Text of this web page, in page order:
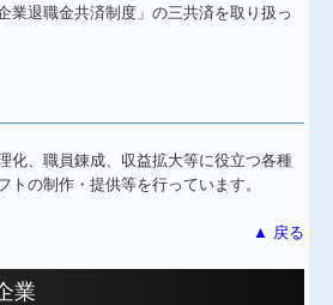
業退職金共済制度」の三共済を取り扱っ
化、職員錬成、収益拡大等に役立つ各種
トの制作・提供等を行っています。
▲ 戻る
業